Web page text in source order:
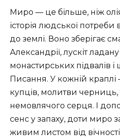
Миро — це більше, ніж
історія людської потреби
до землі. Воно зберігає
Александрії, лускіт
монастирських підвалів і
Писання. У кожній краплі
купців, молитви черниць,
немовлячого серця. І
сенс у запаху, доти миро
живим листом від